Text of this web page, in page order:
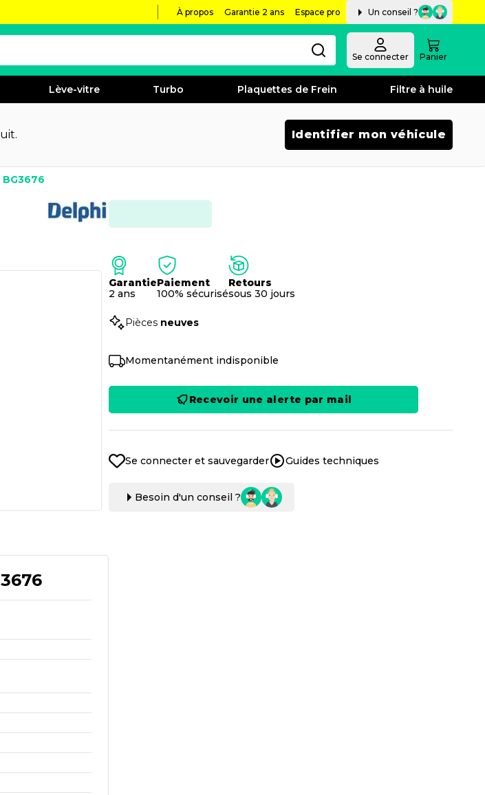
À propos Garantie 2 ans Espace pro Un conseil ?
Se connecter Panier
Lève-vitre Turbo Plaquettes de Frein Filtre à huile
Identifier mon véhicule
Garantie
2 ans
Paiement
100% sécurisé
Retours
sous 30 jours
Pièces neuves
Momentanément indisponible
Recevoir une alerte par mail
Se connecter et sauvegarder Guides techniques
Besoin d'un conseil ?